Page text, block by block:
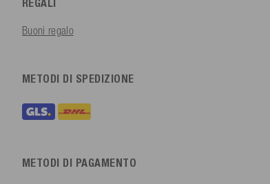
REGALI
Buoni regalo
METODI DI SPEDIZIONE
METODI DI PAGAMENTO